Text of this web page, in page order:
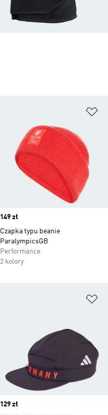
Price
149 zł
Czapka typu beanie
ParalympicsGB
Performance
2 kolory
Price
129 zł